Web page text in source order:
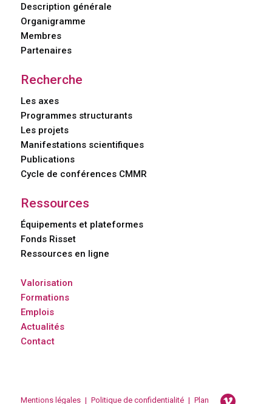
Description générale
Organigramme
Membres
Partenaires
Recherche
Les axes
Programmes structurants
Les projets
Manifestations scientifiques
Publications
Cycle de conférences CMMR
Ressources
Équipements et plateformes
Fonds Risset
Ressources en ligne
Valorisation
Formations
Emplois
Actualités
Contact
Mentions légales | Politique de confidentialité | Plan